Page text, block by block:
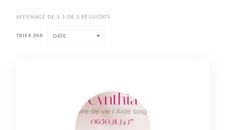
AFFICHAGE DE 1-1 DE 1 RÉSULTATS
TRIER PAR DATE